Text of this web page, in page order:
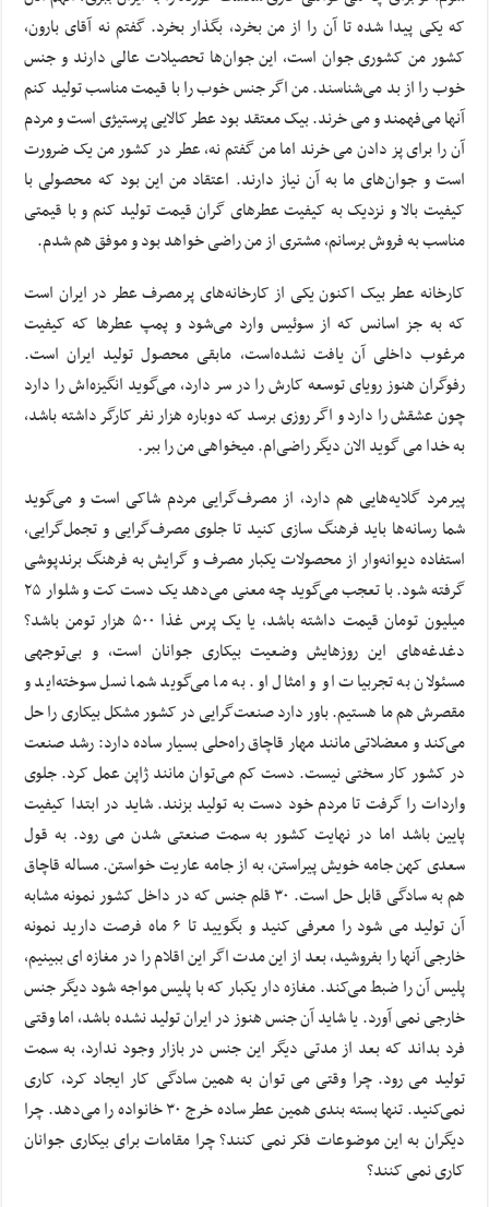
که یکی پیدا شده تا آن را از من بخرد، بگذار بخرد. گفتم نه آقای بارون،
کشور من کشوری جوان است، این جوان‌ها تحصیلات عالی دارند و جنس
خوب را از بد می‌شناسند. من اگر جنس خوب را با قیمت مناسب تولید کنم
آنها می‌فهمند و می خرند. بیک معتقد بود عطر کالایی پرستیژی است و مردم
آن را برای پز دادن می خرند اما من گفتم نه، عطر در کشور من یک ضرورت
است و جوان‌های ما به آن نیاز دارند. اعتقاد من این بود که محصولی با
کیفیت بالا و نزدیک به کیفیت عطرهای گران قیمت تولید کنم و با قیمتی
مناسب به فروش برسانم، مشتری از من راضی خواهد بود و موفق هم شدم.
کارخانه عطر بیک اکنون یکی از کارخانه‌های پرمصرف عطر در ایران است
که به جز اسانس که از سوئیس وارد می‌شود و پمپ عطرها که کیفیت
مرغوب داخلی آن یافت نشده‌است، مابقی محصول تولید ایران است.
رفوگران هنوز رویای توسعه کارش را در سر دارد، می‌گوید انگیزه‌اش را دارد
چون عشقش را دارد و اگر روزی برسد که دوباره هزار نفر کارگر داشته باشد،
به خدا می گوید الان دیگر راضی‌ام. میخواهی من را ببر.
پیرمرد گلایه‌هایی هم دارد، از مصرف‌گرایی مردم شاکی است و می‌گوید
شما رسانه‌ها باید فرهنگ سازی کنید تا جلوی مصرف‌گرایی و تجمل‌گرایی،
استفاده دیوانه‌وار از محصولات یکبار مصرف و گرایش به فرهنگ برند‌پوشی
گرفته شود. با تعجب می‌گوید چه معنی می‌دهد یک دست کت و شلوار ۲۵
میلیون تومان قیمت داشته باشد، یا یک پرس غذا ۵۰۰ هزار تومن باشد؟
دغدغه‌های این روزهایش وضعیت بیکاری جوانان است، و بی‌توجهی
مسئولان به تجربیات او و امثال او. به ما می‌گوید شما نسل سوخته‌اید و
مقصرش هم ما هستیم. باور دارد صنعت‌گرایی در کشور مشکل بیکاری را حل
می‌کند و معضلاتی مانند مهار قاچاق راه‌حلی بسیار ساده دارد: رشد صنعت
در کشور کار سختی نیست. دست کم می‌توان مانند ژاپن عمل کرد. جلوی
واردات را گرفت تا مردم خود دست به تولید بزنند. شاید در ابتدا کیفیت
پایین باشد اما در نهایت کشور به سمت صنعتی شدن می رود. به قول
سعدی کهن جامه خویش پیراستن، به از جامه عاریت خواستن. مساله قاچاق
هم به سادگی قابل حل است. ۳۰ قلم جنس که در داخل کشور نمونه مشابه
آن تولید می شود را معرفی کنید و بگویید تا ۶ ماه فرصت دارید نمونه
خارجی آنها را بفروشید، بعد از این مدت اگر این اقلام را در مغازه ای ببینیم،
پلیس آن را ضبط می‌کند. مغازه دار یکبار که با پلیس مواجه شود دیگر جنس
خارجی نمی آورد. یا شاید آن جنس هنوز در ایران تولید نشده باشد، اما وقتی
فرد بداند که بعد از مدتی دیگر این جنس در بازار وجود ندارد، به سمت
تولید می رود. چرا وقتی می توان به همین سادگی کار ایجاد کرد، کاری
نمی‌کنید. تنها بسته بندی همین عطر ساده خرج ۳۰ خانواده را می‌دهد. چرا
دیگران به این موضوعات فکر نمی کنند؟ چرا مقامات برای بیکاری جوانان
کاری نمی کنند؟